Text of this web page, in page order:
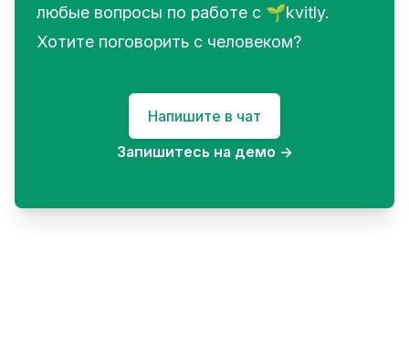
любые вопросы по работе с 🌱kvitly.
Хотите поговорить с человеком?
Напишите в чат
Запишитесь на демо →